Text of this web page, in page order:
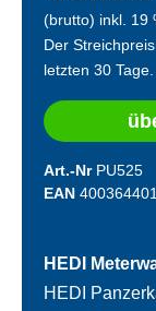
(brutto) inkl. 19
Der
letzten 30 Tage.
Art.-Nr PU525
EAN
HEDI
HEDI